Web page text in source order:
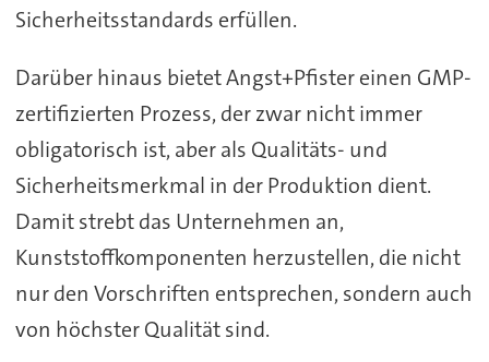
Sicherheitsstandards erfüllen.
Darüber hinaus bietet Angst+Pfister einen GMP-
zertifizierten Prozess, der zwar nicht immer
obligatorisch ist, aber als Qualitäts- und
Sicherheitsmerkmal in der Produktion dient.
Damit strebt das Unternehmen an,
Kunststoffkomponenten herzustellen, die nicht
nur den Vorschriften entsprechen, sondern auch
von höchster Qualität sind.